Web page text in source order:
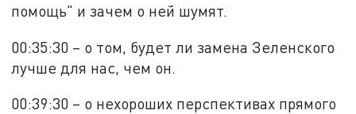
помощь" и зачем о ней шумят.
00:35:30 – о том, будет ли замена Зеленского
лучше для нас, чем он.
00:39:30 – о нехороших перспективах прямого